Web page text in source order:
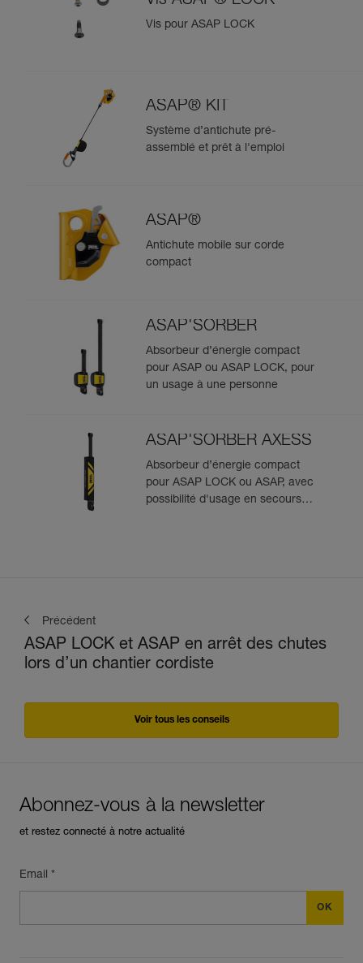
Vis pour ASAP LOCK
ASAP® KIT
Système d’antichute pré-
assemblé et prêt à l'emploi
ASAP®
Antichute mobile sur corde
compact
ASAP'SORBER
Absorbeur d’énergie compact
pour ASAP ou ASAP LOCK, pour
un usage à une personne
ASAP'SORBER AXESS
Absorbeur d’énergie compact
pour ASAP LOCK ou ASAP, avec
possibilité d'usage en secours
Précédent
ASAP LOCK et ASAP en arrêt des chutes
lors d’un chantier cordiste
Voir tous les conseils
Abonnez-vous à la newsletter
et restez connecté à notre actualité
Email *